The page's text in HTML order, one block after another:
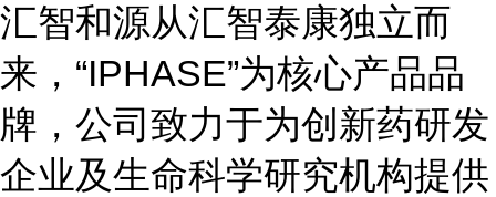
汇智和源从汇智泰康独立而
来，“IPHASE”为核心产品品
牌，公司致力于为创新药研发
企业及生命科学研究机构提供